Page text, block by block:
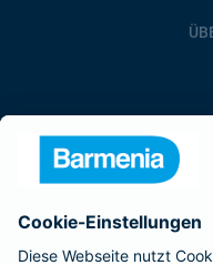
Barmenia ist